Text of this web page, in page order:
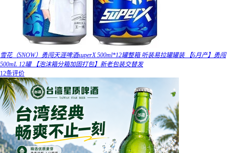
雪花（SNOW）勇闯天涯啤酒superX 500ml*12罐整箱 听装易拉罐罐装 【6月产】勇闯
500mL 12罐 【泡沫箱分箱加固打包】新老包装交替发
12条评价